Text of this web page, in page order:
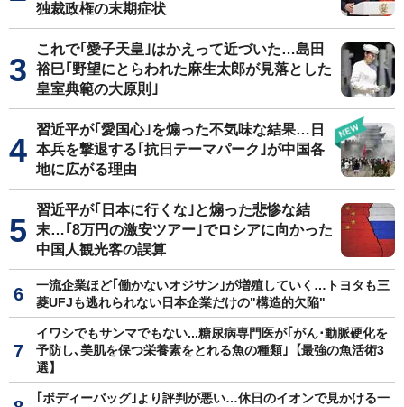
独裁政権の末期症状
これで｢愛子天皇｣はかえって近づいた…島田
裕巳｢野望にとらわれた麻生太郎が見落とした
皇室典範の大原則｣
習近平が｢愛国心｣を煽った不気味な結果…日
本兵を撃退する｢抗日テーマパーク｣が中国各
地に広がる理由
習近平が｢日本に行くな｣と煽った悲惨な結
末…｢8万円の激安ツアー｣でロシアに向かった
中国人観光客の誤算
一流企業ほど｢働かないオジサン｣が増殖していく…トヨタも三
菱UFJも逃れられない日本企業だけの"構造的欠陥"
イワシでもサンマでもない...糖尿病専門医が｢がん･動脈硬化を
予防し､美肌を保つ栄養素をとれる魚の種類｣【最強の魚活術3
選】
｢ボディーバッグ｣より評判が悪い…休日のイオンで見かける一